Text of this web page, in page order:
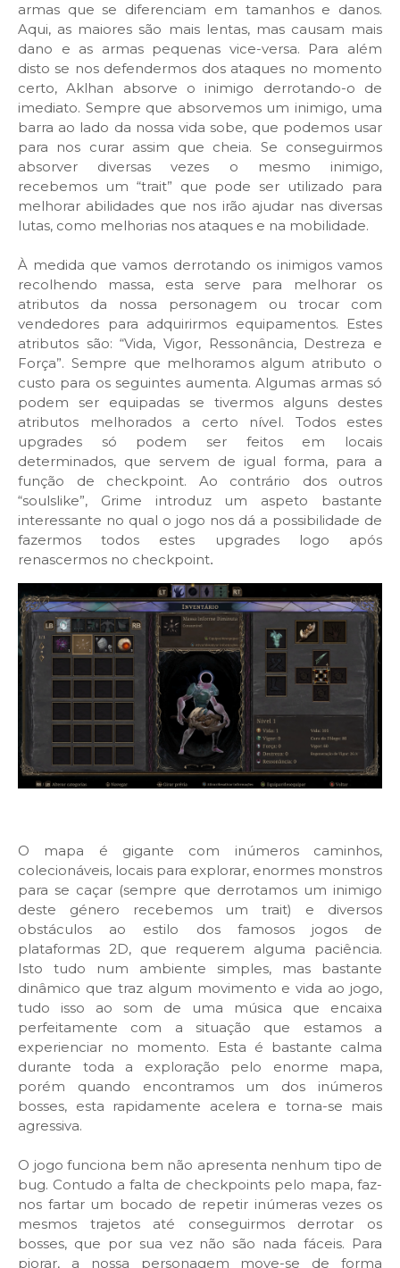
armas que se diferenciam em tamanhos e danos.
Aqui, as maiores são mais lentas, mas causam mais
dano e as armas pequenas vice-versa. Para além
disto se nos defendermos dos ataques no momento
certo, Aklhan absorve o inimigo derrotando-o de
imediato. Sempre que absorvemos um inimigo, uma
barra ao lado da nossa vida sobe, que podemos usar
para nos curar assim que cheia. Se conseguirmos
absorver diversas vezes o mesmo inimigo,
recebemos um “trait” que pode ser utilizado para
melhorar abilidades que nos irão ajudar nas diversas
lutas, como melhorias nos ataques e na mobilidade.
À medida que vamos derrotando os inimigos vamos
recolhendo massa, esta serve para melhorar os
atributos da nossa personagem ou trocar com
vendedores para adquirirmos equipamentos. Estes
atributos são: “Vida, Vigor, Ressonância, Destreza e
Força”. Sempre que melhoramos algum atributo o
custo para os seguintes aumenta. Algumas armas só
podem ser equipadas se tivermos alguns destes
atributos melhorados a certo nível. Todos estes
upgrades só podem ser feitos em locais
determinados, que servem de igual forma, para a
função de checkpoint. Ao contrário dos outros
“soulslike”, Grime introduz um aspeto bastante
interessante no qual o jogo nos dá a possibilidade de
fazermos todos estes upgrades logo após
renascermos no checkpoint.
O mapa é gigante com inúmeros caminhos,
colecionáveis, locais para explorar, enormes monstros
para se caçar (sempre que derrotamos um inimigo
deste género recebemos um trait) e diversos
obstáculos ao estilo dos famosos jogos de
plataformas 2D, que requerem alguma paciência.
Isto tudo num ambiente simples, mas bastante
dinâmico que traz algum movimento e vida ao jogo,
tudo isso ao som de uma música que encaixa
perfeitamente com a situação que estamos a
experienciar no momento. Esta é bastante calma
durante toda a exploração pelo enorme mapa,
porém quando encontramos um dos inúmeros
bosses, esta rapidamente acelera e torna-se mais
agressiva.
O jogo funciona bem não apresenta nenhum tipo de
bug. Contudo a falta de checkpoints pelo mapa, faz-
nos fartar um bocado de repetir inúmeras vezes os
mesmos trajetos até conseguirmos derrotar os
bosses, que por sua vez não são nada fáceis. Para
piorar, a nossa personagem move-se de forma